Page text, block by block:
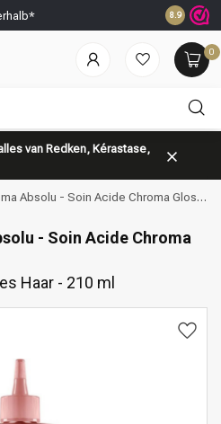
Vor 23:59
8.9
0
van Redken, Kérastase,
suchst du?
Haarpflege
Absolu - Soin Acide Chroma Gloss
- Soin Acide Chroma
Haar - 210 ml